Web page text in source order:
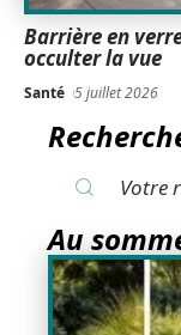
Barrière en
occulter la vue
Santé 5 juillet 2026
Au